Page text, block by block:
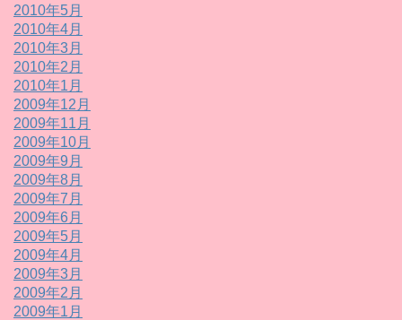
2010年5月
2010年4月
2010年3月
2010年2月
2010年1月
2009年12月
2009年11月
2009年10月
2009年9月
2009年8月
2009年7月
2009年6月
2009年5月
2009年4月
2009年3月
2009年2月
2009年1月